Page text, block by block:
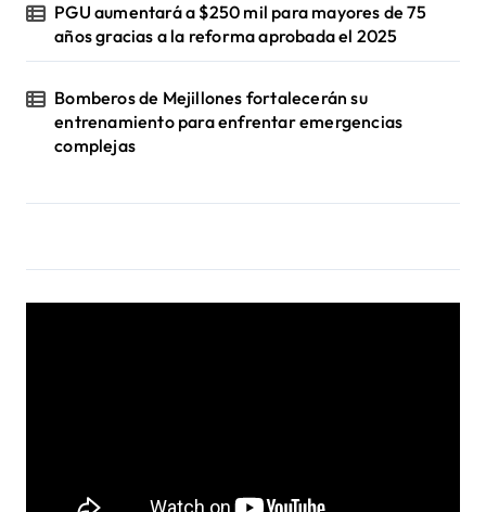
PGU aumentará a $250 mil para mayores de 75
años gracias a la reforma aprobada el 2025
Bomberos de Mejillones fortalecerán su
entrenamiento para enfrentar emergencias
complejas